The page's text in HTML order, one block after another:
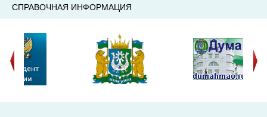
СПРАВОЧНАЯ ИНФОРМАЦИЯ